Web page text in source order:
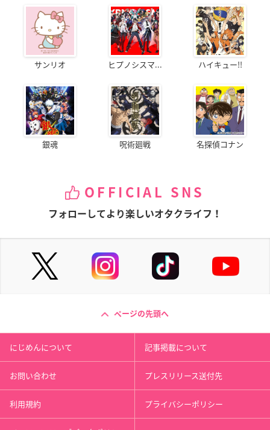
サンリオ ヒプノシスマ... ハイキュー!!
銀魂 呪術廻戦 名探偵コナン
OFFICIAL SNS
フォローしてより楽しいオタクライフ！
ページの先頭へ
にじめんについて 記事掲載について
お問い合わせ プレスリリース送付先
利用規約 プライバシーポリシー